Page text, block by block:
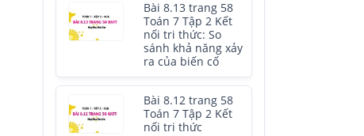
Bài 8.13 trang 58
Toán 7 Tập 2 Kết
nối tri thức: So
sánh khả năng xảy
ra của biến cố
Bài 8.12 trang 58
Toán 7 Tập 2 Kết
nối tri thức